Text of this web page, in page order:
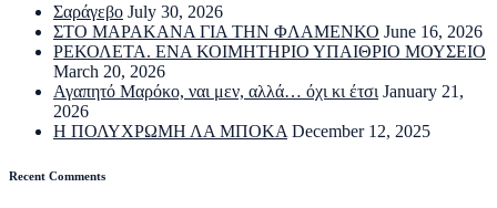
Σαράγεβο July 30, 2026
ΣΤΟ ΜΑΡΑΚΑΝΑ ΓΙΑ ΤΗΝ ΦΛΑΜΕΝΚΟ June 16, 2026
ΡΕΚΟΛΕΤΑ. ΕΝΑ ΚΟΙΜΗΤΗΡΙΟ ΥΠΑΙΘΡΙΟ ΜΟΥΣΕΙΟ
March 20, 2026
Αγαπητό Μαρόκο, ναι μεν, αλλά… όχι κι έτσι January 21,
2026
Η ΠΟΛΥΧΡΩΜΗ ΛΑ ΜΠΟΚΑ December 12, 2025
Recent Comments